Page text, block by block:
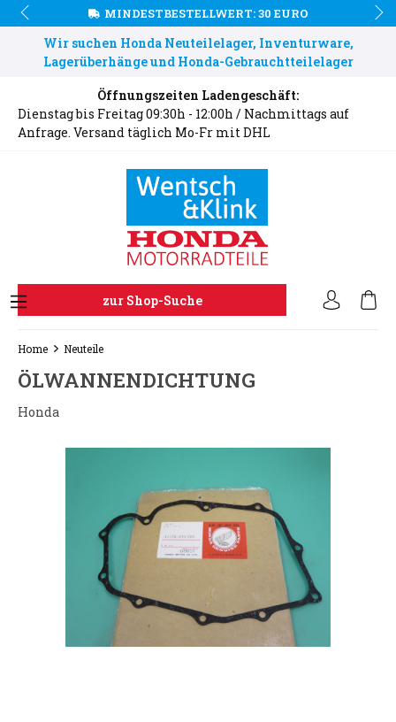
MINDESTBESTELLWERT: 30 EURO
Wir suchen Honda Neuteilelager, Inventurware,
Lagerüberhänge und Honda-Gebrauchtteilelager
Öffnungszeiten Ladengeschäft:
Dienstag bis Freitag 09:30h - 12:00h / Nachmittags auf
Anfrage. Versand täglich Mo-Fr mit DHL
zur Shop-Suche
Home Neuteile
ÖLWANNENDICHTUNG
Honda